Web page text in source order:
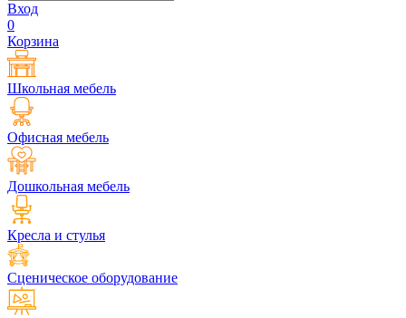
Вход
0
Корзина
Школьная мебель
Офисная мебель
Дошкольная мебель
Кресла и стулья
Сценическое оборудование